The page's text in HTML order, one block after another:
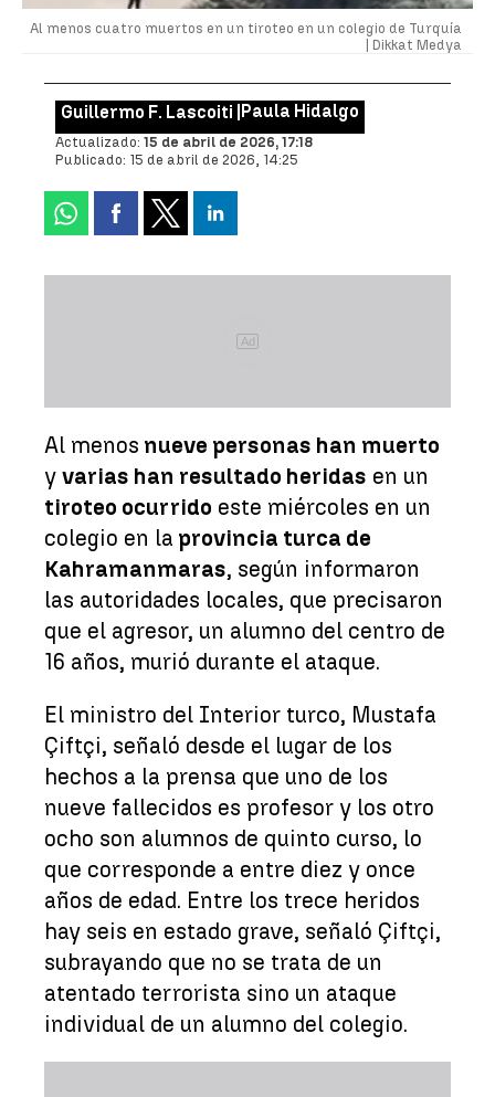
Al menos cuatro muertos en un tiroteo en un colegio de Turquía
| Dikkat Medya
Guillermo F. Lascoiti | Paula Hidalgo
Actualizado: 15 de abril de 2026, 17:18
Publicado: 15 de abril de 2026, 14:25
Ad
Al menos nueve personas han muerto
y varias han resultado heridas en un
tiroteo ocurrido este miércoles en un
colegio en la provincia turca de
Kahramanmaras, según informaron
las autoridades locales, que precisaron
que el agresor, un alumno del centro de
16 años, murió durante el ataque.
El ministro del Interior turco, Mustafa
Çiftçi, señaló desde el lugar de los
hechos a la prensa que uno de los
nueve fallecidos es profesor y los otro
ocho son alumnos de quinto curso, lo
que corresponde a entre diez y once
años de edad. Entre los trece heridos
hay seis en estado grave, señaló Çiftçi,
subrayando que no se trata de un
atentado terrorista sino un ataque
individual de un alumno del colegio.